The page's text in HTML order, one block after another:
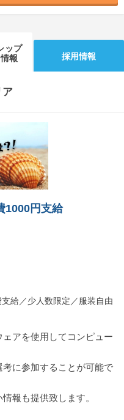
ップ
報
採用情報
ア
1000円支給
給／少人数限定／服装自由
ェアを使用してコンピュー
考に参加することが可能で
報も提供致します。